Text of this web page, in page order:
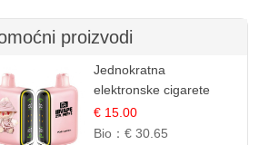
proizvodi
Jednokratna
elektronske cigarete
25.000 Puffova -
Ružičasti Limun |
€ 15.00
Bio： € 30.65